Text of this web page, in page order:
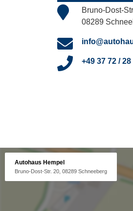
Bruno-Dost-
08289
+49 37 72 / 28
Autohaus Hempel
Bruno-Dost-Str. 20, 08289 Schneeberg